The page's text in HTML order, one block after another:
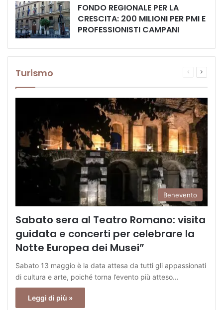
FONDO REGIONALE PER LA
CRESCITA: 200 MILIONI PER PMI E
PROFESSIONISTI CAMPANI
Turismo
Pagina
Benevento
Sabato sera al Teatro Romano: visita
guidata e concerti per celebrare la
Notte Europea dei Musei”
Sabato 13 maggio è la data attesa da tutti gli appassionati
di cultura e arte, poiché torna l’evento più atteso…
Leggi di più »